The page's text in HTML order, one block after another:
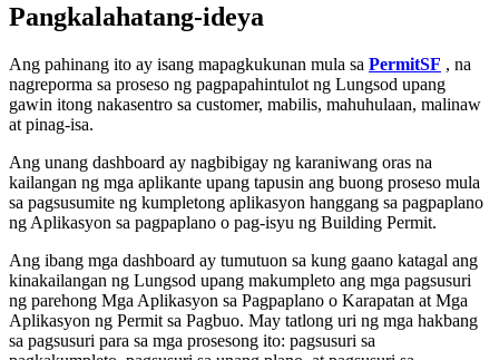
Pangkalahatang-ideya
Ang pahinang ito ay isang mapagkukunan mula sa PermitSF , na
nagreporma sa proseso ng pagpapahintulot ng Lungsod upang
gawin itong nakasentro sa customer, mabilis, mahuhulaan, malinaw
at pinag-isa.
Ang unang dashboard ay nagbibigay ng karaniwang oras na
kailangan ng mga aplikante upang tapusin ang buong proseso mula
sa pagsusumite ng kumpletong aplikasyon hanggang sa pagpaplano
ng Aplikasyon sa pagpaplano o pag-isyu ng Building Permit.
Ang ibang mga dashboard ay tumutuon sa kung gaano katagal ang
kinakailangan ng Lungsod upang makumpleto ang mga pagsusuri
ng parehong Mga Aplikasyon sa Pagpaplano o Karapatan at Mga
Aplikasyon ng Permit sa Pagbuo. May tatlong uri ng mga hakbang
sa pagsusuri para sa mga prosesong ito: pagsusuri sa